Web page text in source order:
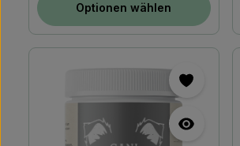
Optionen wählen